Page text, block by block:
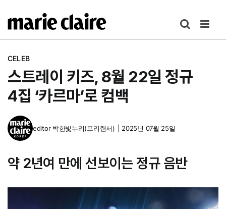
텐
건CELEB
스트레이 키즈, 8월 22일 정규
4집 ‘카르마’로 컴백
editor 박한빛누리(프리랜서) 2025년 07월 25일
약 2년여 만에 선보이는 정규 음반